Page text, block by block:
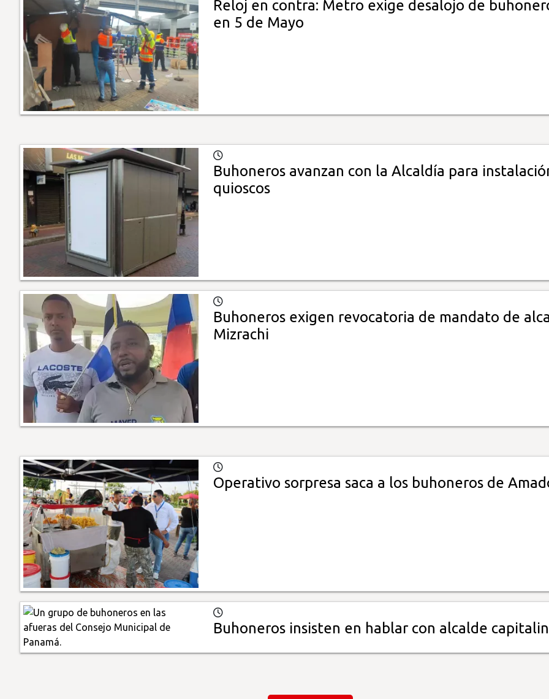
Reloj en contra: Metro exige desalojo de
en 5 de Mayo
Buhoneros avanzan con la Alcaldía para
quioscos
Buhoneros exigen revocatoria de mandato de
Mizrachi
Operativo sorpresa saca a los buhoneros de
Buhoneros insisten en hablar con alcalde